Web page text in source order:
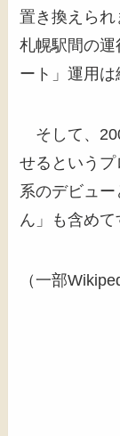
置き換えられ
札幌駅間の
ート」運用は
そして、
せるという
系のデビュ
ん」も含めて
（一部